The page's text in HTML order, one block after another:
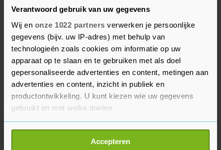
Verantwoord gebruik van uw gegevens
Wij en onze 1022 partners verwerken je persoonlijke
gegevens (bijv. uw IP-adres) met behulp van
technologieën zoals cookies om informatie op uw
apparaat op te slaan en te gebruiken met als doel
gepersonaliseerde advertenties en content, metingen aan
advertenties en content, inzicht in publiek en
productontwikkeling. U kunt kiezen wie uw gegevens
gebruikt en met welke doelen.
Als u het toestaat, willen we ook graag:
Informatie verzamelen over uw geografische
Accepteren
4-4 harlekijn kwartels
N.v.t.
22 jul. '26
Deel deze lijst met je vrienden!